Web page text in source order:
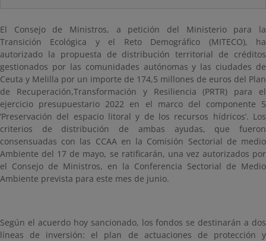
El Consejo de Ministros, a petición del Ministerio para la
Transición Ecológica y el Reto Demográfico (MITECO), ha
autorizado la propuesta de distribución territorial de créditos
gestionados por las comunidades autónomas y las ciudades de
Ceuta y Melilla por un importe de 174,5 millones de euros del Plan
de Recuperación,Transformación y Resiliencia (PRTR) para el
ejercicio presupuestario 2022 en el marco del componente 5
‘Preservación del espacio litoral y de los recursos hídricos’. Los
criterios de distribución de ambas ayudas, que fueron
consensuadas con las CCAA en la Comisión Sectorial de medio
Ambiente del 17 de mayo, se ratificarán, una vez autorizados por
el Consejo de Ministros, en la Conferencia Sectorial de Medio
Ambiente prevista para este mes de junio.
Según el acuerdo hoy sancionado, los fondos se destinarán a dos
líneas de inversión: el plan de actuaciones de protección y